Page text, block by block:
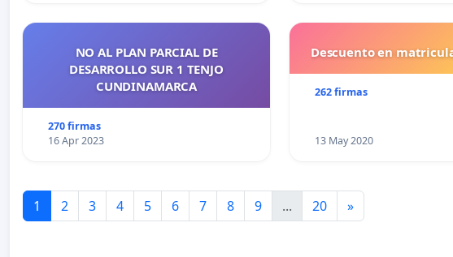
NO AL PLAN PARCIAL DE
DESARROLLO SUR 1 TENJO
CUNDINAMARCA
270 firmas
16 Apr 2023
Descuento en
262 firmas
13 May 2020
1 2 3 4 5 6 7 8 9 ... 20 »